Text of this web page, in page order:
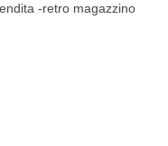
-retro magazzino